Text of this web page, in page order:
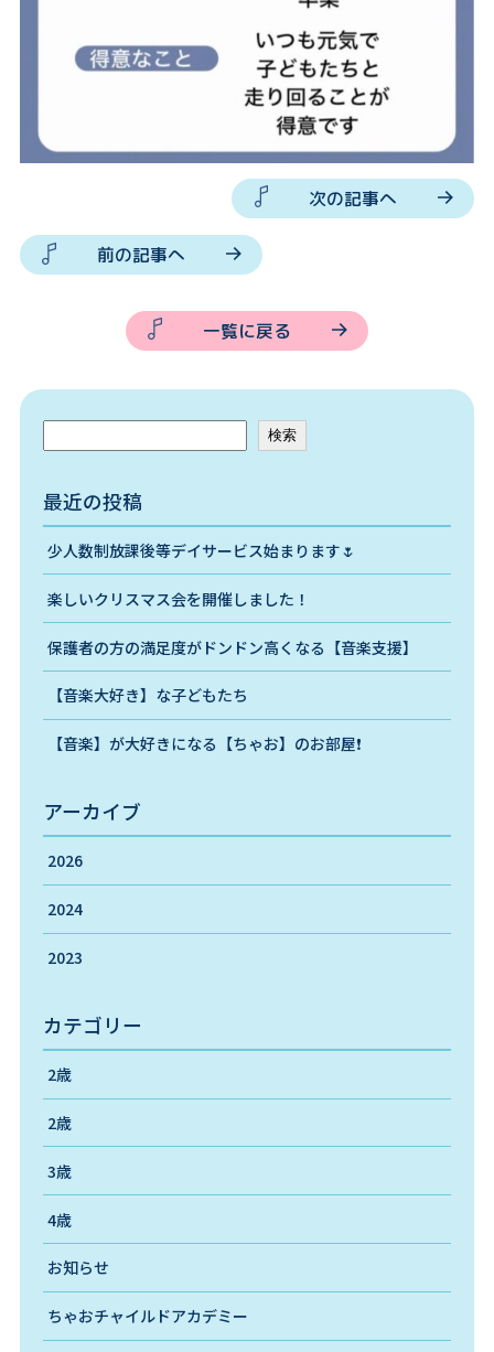
次の記事へ
前の記事へ
一覧に戻る
検索
最近の投稿
少人数制放課後等デイサービス始まります🌷
楽しいクリスマス会を開催しました！
保護者の方の満足度がドンドン高くなる【音楽支援】
【音楽大好き】な子どもたち
【音楽】が大好きになる【ちゃお】のお部屋❗️
アーカイブ
2026
2024
2023
カテゴリー
2歳
2歳
3歳
4歳
お知らせ
ちゃおチャイルドアカデミー